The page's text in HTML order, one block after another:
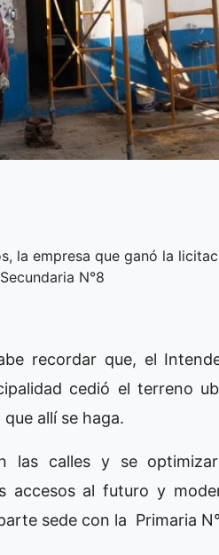
la empresa que ganó la
N°8
recordar que, el
cedió el terreno
allí se haga.
las calles y se
accesos al futuro y
sede con la Primaria